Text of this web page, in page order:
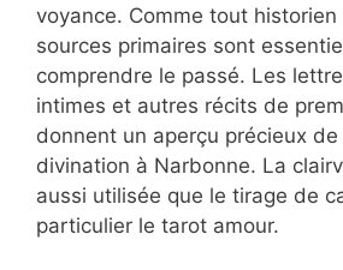
voyance. Comme tout
sources primaires sont
comprendre le passé. Les
intimes et autres récits de
donnent un aperçu précieux de
divination à Narbonne. La
aussi utilisée que le tirage de
particulier le tarot amour.